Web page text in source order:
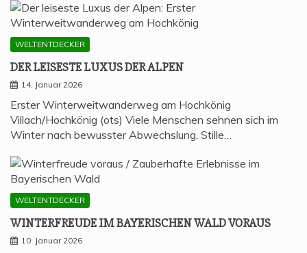
WELTENTDECKER
DER LEI­SES­TE LUXUS DER ALPEN
14. Januar 2026
Erster Winterweitwanderweg am Hochkönig
Villach/Hochkönig (ots) Viele Menschen sehnen sich im
Winter nach bewusster Abwechslung. Stille…
WELTENTDECKER
WIN­TER­FREU­DE IM BAYE­RI­SCHEN WALD VORAUS
10. Januar 2026